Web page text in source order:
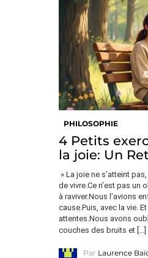
PHILOSOPHIE
4 Petits
la joie: Un
» La joie ne s’atteint
de vivre.Ce n’est pas un
à raviver.Nous l’avions
cause.Puis, avec la vie.
attentes.Nous avons
couches des bruits et […]
Par Laurence